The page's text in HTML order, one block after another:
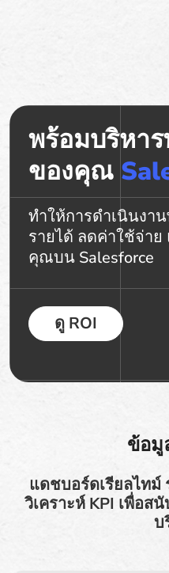
พร้อมบริหา
ของคุณ
ทำให้การดำเนินงา
รายได้ ลดค่าใช้จ่า
คุณบน Salesforce
ดู ROI
ข้อมู
แดชบอร์ดเรียลไทม์
วิเคราะห์ KPI เพื่อ
บ